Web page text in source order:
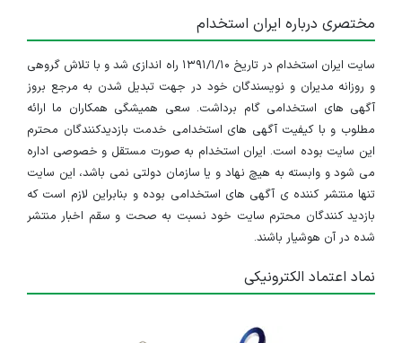
مختصری درباره ایران استخدام
سایت ایران استخدام در تاریخ ۱۳۹۱/۱/۱۰ راه اندازی شد و با تلاش گروهی
و روزانه مدیران و نویسندگان خود در جهت تبدیل شدن به مرجع بروز
آگهی های استخدامی گام برداشت. سعی همیشگی همکاران ما ارائه
مطلوب و با کیفیت آگهی های استخدامی خدمت بازدیدکنندگان محترم
این سایت بوده است. ایران استخدام به صورت مستقل و خصوصی اداره
می شود و وابسته به هیچ نهاد و یا سازمان دولتی نمی باشد، این سایت
تنها منتشر کننده ی آگهی های استخدامی بوده و بنابراین لازم است که
بازدید کنندگان محترم سایت خود نسبت به صحت و سقم اخبار منتشر
شده در آن هوشیار باشند.
نماد اعتماد الکترونیکی